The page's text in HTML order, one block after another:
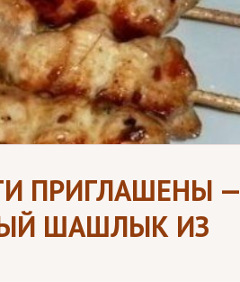
ПРИГЛАШЕНЫ —
ШАШЛЫК ИЗ